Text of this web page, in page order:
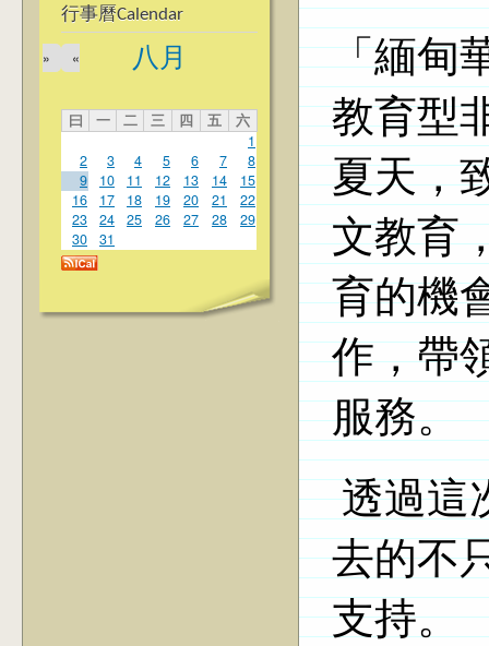
行事曆Calendar
八月
«
»
曰 一 二 三 四 五
六
1
2
3 4 5 6 7
8
9
10 11 12 13 14
15
16
17 18 19 20 21
22
23
24 25 26 27 28
29
30
31
「緬甸
教育型
夏天，
文教育
育的機
作，帶
服務。
透過這
去的不
支持。